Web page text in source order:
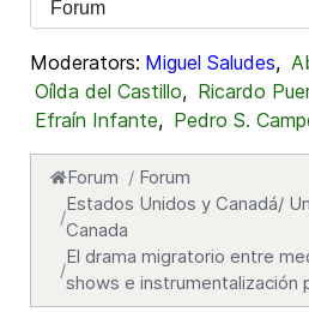
Moderators: Miguel Saludes,
Oílda del Castillo, Ricardo
Efraín Infante, Pedro S.
Forum
Forum
Estados Unidos y Canadá/
Canada
El drama migratorio entre
shows e instrumentalización